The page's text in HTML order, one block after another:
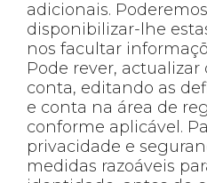
adicionais.
disponibilizar-lhe
nos facultar
Pode rever, actualizar
conta, editando as
e conta na área de
conforme aplicável.
privacidade e
medidas razoáveis